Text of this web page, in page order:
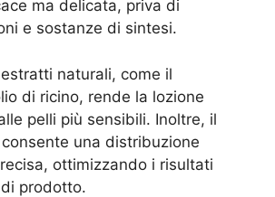
ma delicata, priva di
e sostanze di sintesi.
estratti naturali, come il
di ricino, rende la lozione
pelli più sensibili. Inoltre, il
una distribuzione
ottimizzando i risultati
prodotto.